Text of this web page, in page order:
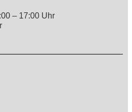
– 17:00 Uhr